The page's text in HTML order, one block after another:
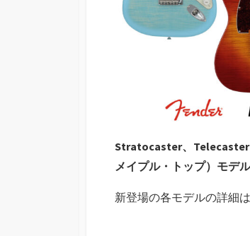
Stratocaster、Telecaster
メイプル・トップ）モデ
新登場の各モデルの詳細